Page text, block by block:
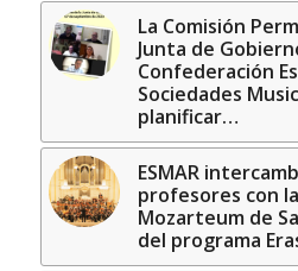
La Comisión
Junta de
Confederación
Sociedades
planificar…
ESMAR
profesores con
Mozarteum de
del programa